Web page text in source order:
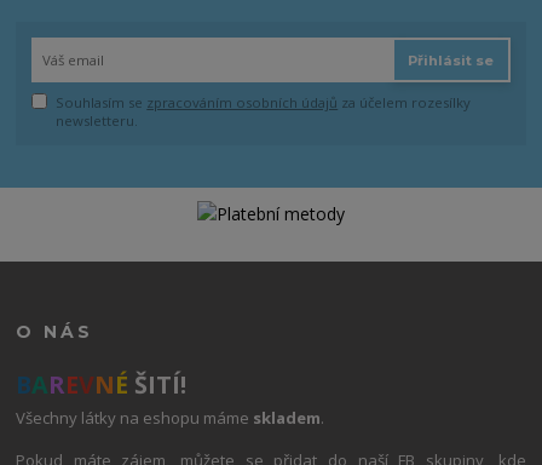
Přihlásit se
Souhlasím se zpracováním osobních údajů za účelem rozesílky
newsletteru.
O NÁS
BAREVNÉ ŠITÍ!
Všechny látky na eshopu máme skladem.
Pokud máte zájem, můžete se přidat do naší FB skupiny, kde